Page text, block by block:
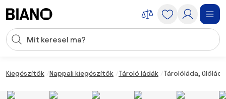
Keresési bevitel
Kiegészítők Nappali kiegészítők Tároló ládák Tárolóláda,